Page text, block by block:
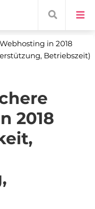
in 2018
Betriebszeit)
2018